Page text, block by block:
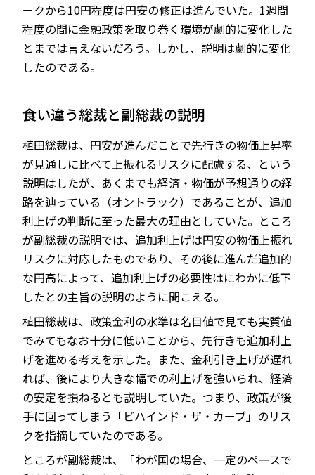
ークから10円程度は円安の修正は進んでいた。1週間
程度の間に金融政策を取り巻く環境が劇的に変化した
とまでは言えないだろう。しかし、説明は劇的に変化
したのである。
食い違う総裁と副総裁の説明
植田総裁は、円安が進んだことで先行きの物価上昇率
が見通しに比べて上振れるリスクに配慮する、という
説明はしたが、あくまでも経済・物価が予想通りの経
路を辿っている（オントラック）であることが、追加
利上げの判断に至った最大の理由としていた。ところ
が副総裁の説明では、追加利上げは円安の物価上振れ
リスクに対応したものであり、その後に進んだ追加的
な円高によって、追加利上げの必要性はにわかに低下
したとの主旨の説明のように聞こえる。
植田総裁は、政策金利の水準は名目値で見ても実質値
でみてもなお十分に低いことから、先行きも追加利上
げを進める考えを示した。また、金利引き上げが遅れ
れば、後により大きな幅での利上げを強いられ、経済
の安定を損ねるとも説明していた。つまり、政策が後
手に回ってしまう「ビハインド・ザ・カーブ」のリス
クを指摘していたのである。
ところが副総裁は、「わが国の場合、一定のペースで